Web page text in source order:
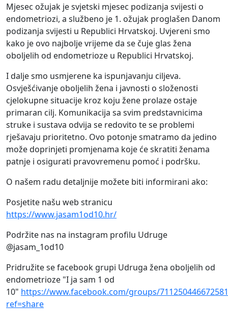
Mjesec ožujak je svjetski mjesec podizanja svijesti o
endometriozi, a službeno je 1. ožujak proglašen Danom
podizanja svijesti u Republici Hrvatskoj. Uvjereni smo
kako je ovo najbolje vrijeme da se čuje glas žena
oboljelih od endometrioze u Republici Hrvatskoj.
I dalje smo usmjerene ka ispunjavanju ciljeva.
Osvješćivanje oboljelih žena i javnosti o složenosti
cjelokupne situacije kroz koju žene prolaze ostaje
primaran cilj. Komunikacija sa svim predstavnicima
struke i sustava odvija se redovito te se problemi
rješavaju prioritetno. Ovo potonje smatramo da jedino
može doprinjeti promjenama koje će skratiti ženama
patnje i osigurati pravovremenu pomoć i podršku.
O našem radu detaljnije možete biti informirani ako:
Posjetite našu web stranicu
https://www.jasam1od10.hr/
Podržite nas na instagram profilu Udruge
@jasam_1od10
Pridružite se facebook grupi Udruga žena oboljelih od
endometrioze "I ja sam 1 od
10" https://www.facebook.com/groups/
ref=share